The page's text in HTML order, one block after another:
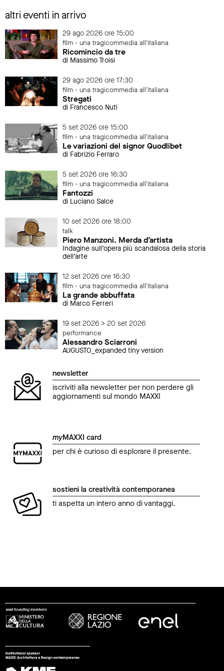
altri eventi in arrivo
29 ago 2026 ore 15:00
film - una tragicommedia all'italiana
Ricomincio da tre
di Massimo Troisi
29 ago 2026 ore 17:30
film - una tragicommedia all'italiana
Stregati
di Francesco Nuti
5 set 2026 ore 15:00
film - una tragicommedia all'italiana
Le variazioni del signor Quodlibet
di Fabrizio Ferraro
5 set 2026 ore 16:30
film - una tragicommedia all'italiana
Fantozzi
di Luciano Salce
10 set 2026 ore 18:00
talk
Piero Manzoni. Merda d’artista
Indagine sull’opera più scandalosa della storia
dell’arte
12 set 2026 ore 16:30
film - una tragicommedia all'italiana
La grande abbuffata
di Marco Ferreri
19 set 2026 > 20 set 2026
performance
Alessandro Sciarroni
AUGUSTO_expanded tiny version
newsletter
iscriviti alla newsletter per non perdere gli
aggiornamenti sul mondo MAXXI
myMAXXI card
per chi è curioso di esplorare il presente.
sostieni la creatività contemporanea
ti aspetta un intero anno di vantaggi.